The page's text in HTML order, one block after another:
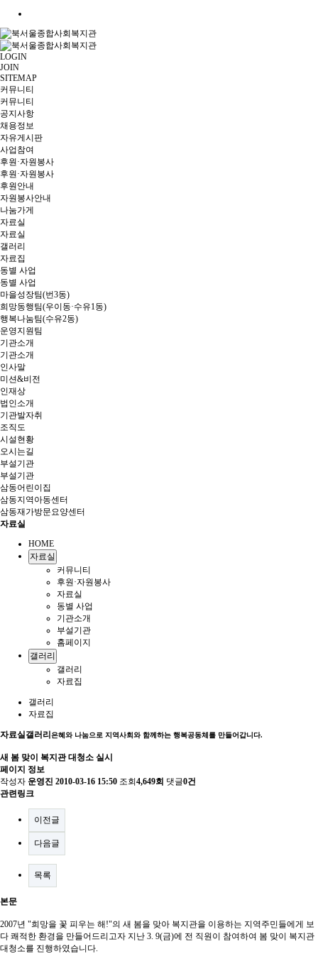
LOGIN
JOIN
SITEMAP
커뮤니티
커뮤니티
공지사항
채용정보
자유게시판
사업참여
후원·자원봉사
후원·자원봉사
후원안내
자원봉사안내
나눔가게
자료실
자료실
갤러리
자료집
동별 사업
동별 사업
마을성장팀(번3동)
희망동행팀(우이동·수유1동)
행복나눔팀(수유2동)
운영지원팀
기관소개
기관소개
인사말
미션&비전
인재상
법인소개
기관발자취
조직도
시설현황
오시는길
부설기관
부설기관
삼동어린이집
삼동지역아동센터
삼동재가방문요양센터
자료실
HOME
자료실
커뮤니티
후원·자원봉사
자료실
동별 사업
기관소개
부설기관
홈페이지
갤러리
갤러리
자료집
갤러리
자료집
자료실갤러리 은혜와 나눔으로 지역사회와 함께하는 행복공동체를 만들어갑니다.
새 봄 맞이 복지관 대청소 실시
페이지 정보
작성자 운영진 2010-03-16 15:50 조회 4,649회 댓글0건
관련링크
이전글
다음글
목록
본문
2007년 "희망을 꽃 피우는 해!"의 새 봄을 맞아 복지관을 이용하는 지역주민들에게 보
다 쾌적한 환경을 만들어드리고자 지난 3. 9(금)에 전 직원이 참여하여 봄 맞이 복지관
대청소를 진행하였습니다.